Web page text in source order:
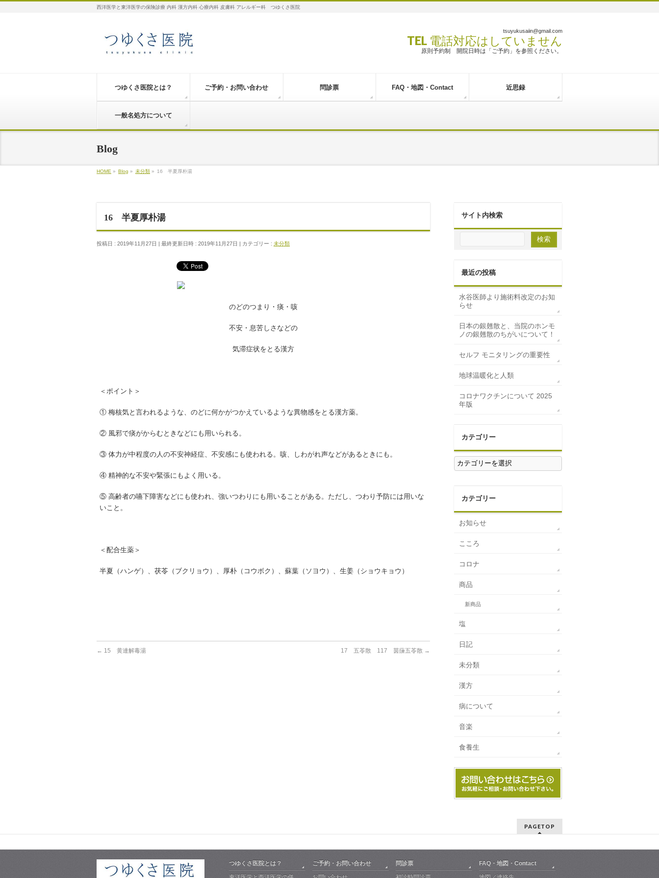
西洋医学と東洋医学の保険診療 内科 漢方内科 心療内科 皮膚科 アレルギー科 つゆくさ医院
tsuyukusaiin@gmail.com
TEL 電話対応はしていません
原則予約制 開院日時は「ご予約」を参照ください。
つゆくさ医院とは？ ご予約・お問い合わせ 問診票 FAQ・地図・Contact 近思録
一般名処方について
Blog
HOME » Blog » 未分類 » 16 半夏厚朴湯
16 半夏厚朴湯
投稿日 : 2019年11月27日 最終更新日時 : 2019年11月27日 カテゴリー : 未分類
のどのつまり・痰・咳
不安・息苦しさなどの
気滞症状をとる漢方
＜ポイント＞
① 梅核気と言われるような、のどに何かがつかえているような異物感をとる漢方薬。
② 風邪で痰がからむときなどにも用いられる。
③ 体力が中程度の人の不安神経症、不安感にも使われる。咳、しわがれ声などがあるときにも。
④ 精神的な不安や緊張にもよく用いる。
⑤ 高齢者の嚥下障害などにも使われ、強いつわりにも用いることがある。ただし、つわり予防には用いな
いこと。
＜配合生薬＞
半夏（ハンゲ）、茯苓（ブクリョウ）、厚朴（コウボク）、蘇葉（ソヨウ）、生姜（ショウキョウ）
← 15 黄連解毒湯 17 五苓散 117 茵蔯五苓散 →
サイト内検索
最近の投稿
水谷医師より施術料改定のお知
らせ
日本の銀翹散と、当院のホンモ
ノの銀翹散のちがいについて！
セルフ モニタリングの重要性
地球温暖化と人類
コロナワクチンについて 2025
年版
カテゴリー
カ
テ
リ
カテゴリー
お知らせ
こころ
コロナ
商品
新商品
塩
日記
未分類
漢方
病について
音楽
食養生
PAGETOP
つゆくさ医院とは？
ご予約・お問い合わせ
問診票
FAQ・地図・Contact